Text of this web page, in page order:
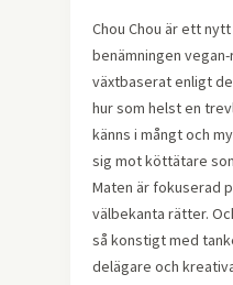
Chou Chou är ett
benämningen
växtbaserat enligt
hur som helst en
känns i mångt och
sig mot köttätare
Maten är fokuserad
välbekanta rätter.
så konstigt med
delägare och